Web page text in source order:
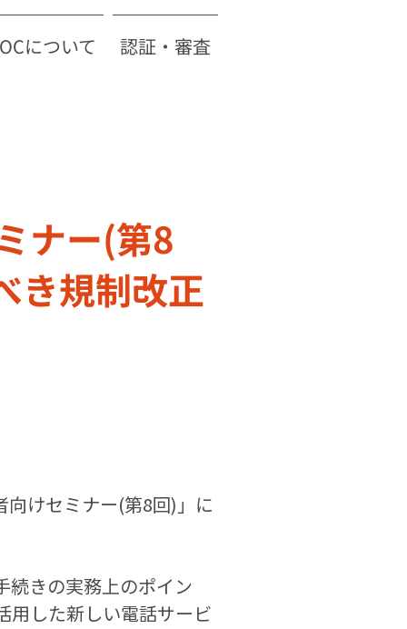
について 認証・審査
ナー(第8
き規制改正
けセミナー(第8回)」に
続きの実務上のポイン
用した新しい電話サービ